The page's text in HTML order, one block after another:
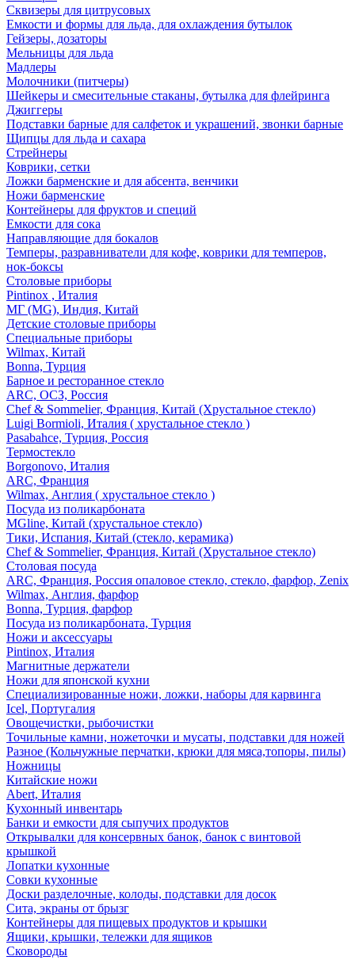
Сквизеры для цитрусовых
Емкости и формы для льда, для охлаждения бутылок
Гейзеры, дозаторы
Мельницы для льда
Мадлеры
Молочники (питчеры)
Шейкеры и смесительные стаканы, бутылка для флейринга
Джиггеры
Подставки барные для салфеток и украшений, звонки барные
Щипцы для льда и сахара
Стрейнеры
Коврики, сетки
Ложки барменские и для абсента, венчики
Ножи барменские
Контейнеры для фруктов и специй
Емкости для сока
Направляющие для бокалов
Темперы, разравниватели для кофе, коврики для темперов,
нок-боксы
Столовые приборы
Pintinox , Италия
МГ (MG), Индия, Китай
Детские столовые приборы
Специальные приборы
Wilmax, Китай
Bonna, Турция
Барное и ресторанное стекло
ARC, ОСЗ, Россия
Chef & Sommelier, Франция, Китай (Хрустальное стекло)
Luigi Bormioli, Италия ( хрустальное стекло )
Pasabahce, Турция, Россия
Термостекло
Borgonovo, Италия
ARC, Франция
Wilmax, Англия ( хрустальное стекло )
Посуда из поликарбоната
MGline, Китай (хрустальное стекло)
Тики, Испания, Китай (стекло, керамика)
Chef & Sommelier, Франция, Китай (Хрустальное стекло)
Столовая посуда
ARC, Франция, Россия опаловое стекло, стекло, фарфор, Zenix
Wilmax, Англия, фарфор
Bonna, Турция, фарфор
Посуда из поликарбоната, Турция
Ножи и аксессуары
Pintinox, Италия
Магнитные держатели
Ножи для японской кухни
Специализированные ножи, ложки, наборы для карвинга
Icel, Португалия
Овощечистки, рыбочистки
Точильные камни, ножеточки и мусаты, подставки для ножей
Разное (Кольчужные перчатки, крюки для мяса,топоры, пилы)
Ножницы
Китайские ножи
Abert, Италия
Кухонный инвентарь
Банки и емкости для сыпучих продуктов
Открывалки для консервных банок, банок с винтовой
крышкой
Лопатки кухонные
Совки кухонные
Доски разделочные, колоды, подставки для досок
Сита, экраны от брызг
Контейнеры для пищевых продуктов и крышки
Ящики, крышки, тележки для ящиков
Сковороды